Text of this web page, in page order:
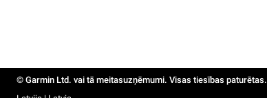
© Garmin Ltd. vai tā meitasuzņēmumi. Visas tiesības paturētas.